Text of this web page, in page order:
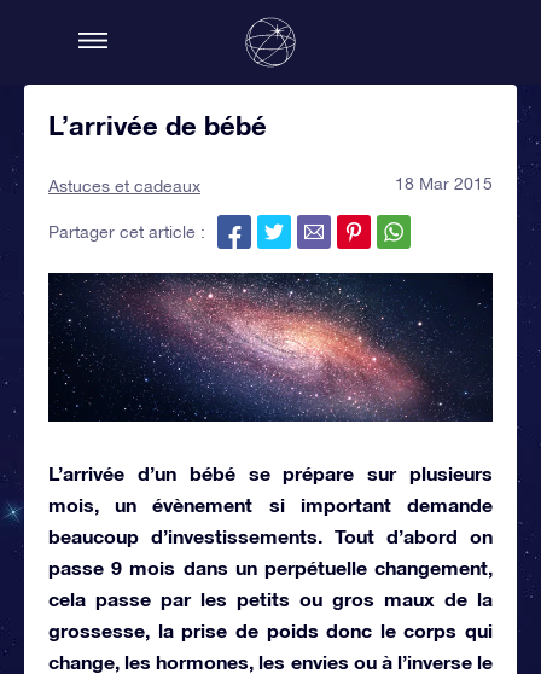
L’arrivée de bébé
Astuces et cadeaux 18 Mar 2015
Partager cet article :
L’arrivée d’un bébé se prépare sur plusieurs
mois, un évènement si important demande
beaucoup d’investissements. Tout d’abord on
passe 9 mois dans un perpétuelle changement,
cela passe par les petits ou gros maux de la
grossesse, la prise de poids donc le corps qui
change, les hormones, les envies ou à l’inverse le